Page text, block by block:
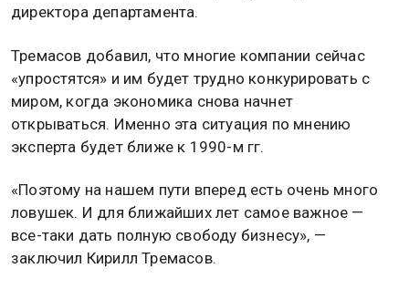
директора департамента.
Тремасов добавил, что многие компании сейчас
«упростятся» и им будет трудно конкурировать с
миром, когда экономика снова начнет
открываться. Именно эта ситуация по мнению
эксперта будет ближе к 1990-м гг.
«Поэтому на нашем пути вперед есть очень много
ловушек. И для ближайших лет самое важное —
все-таки дать полную свободу бизнесу», —
заключил Кирилл Тремасов.